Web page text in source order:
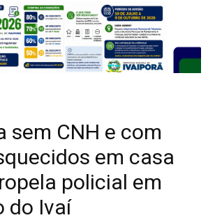
sem CNH e com
em casa
policial em
do Ivaí